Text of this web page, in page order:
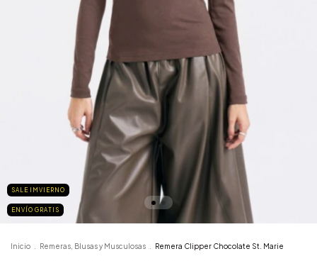
SALE IMVIERNO
ENVÍO GRATIS
Inicio Remeras, Blusas y Musculosas Remera Clipper Chocolate St. Marie